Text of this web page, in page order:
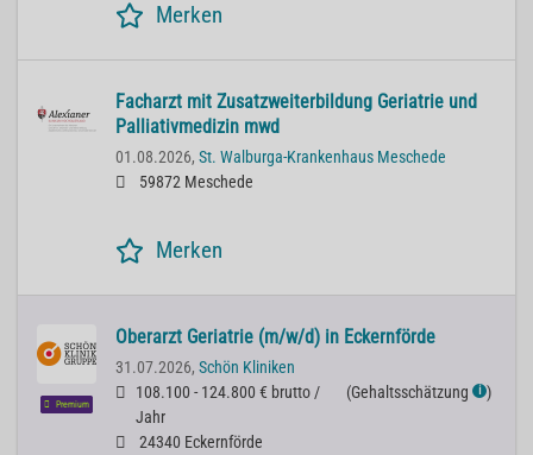
Merken
Facharzt mit Zusatzweiterbildung Geriatrie und
Palliativmedizin mwd
01.08.2026, St. Walburga-Krankenhaus Meschede
59872 Meschede
Merken
Premium
Oberarzt Geriatrie (m/w/d) in Eckernförde
31.07.2026, Schön Kliniken
108.100 - 124.800 € brutto /
Jahr
(Gehaltsschätzung ℹ )
24340 Eckernförde